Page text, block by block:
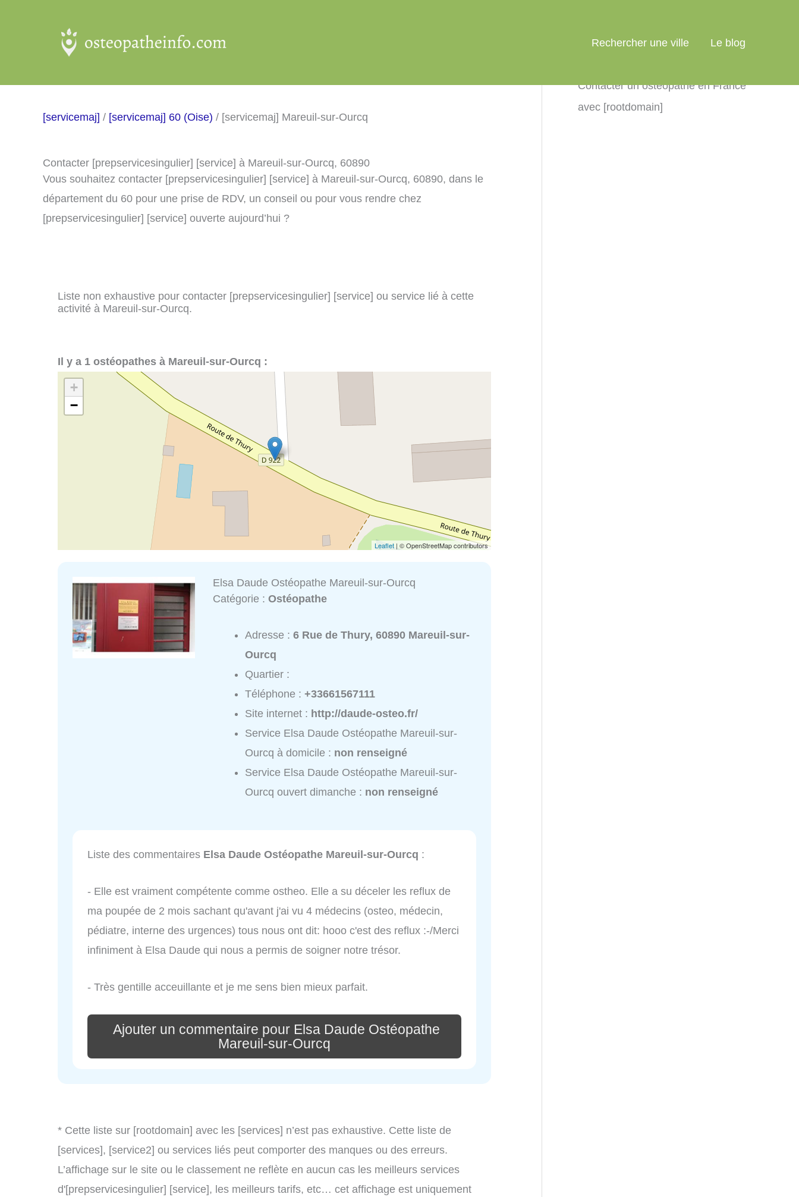
Rechercher une ville Le blog
[servicemaj] / [servicemaj] 60 (Oise) / [servicemaj] Mareuil-sur-Ourcq
Contacter [prepservicesingulier] [service] à Mareuil-sur-Ourcq, 60890
Vous souhaitez contacter [prepservicesingulier] [service] à Mareuil-sur-Ourcq, 60890, dans le
département du 60 pour une prise de RDV, un conseil ou pour vous rendre chez
[prepservicesingulier] [service] ouverte aujourd’hui ?
Liste non exhaustive pour contacter [prepservicesingulier] [service] ou service lié à cette
activité à Mareuil-sur-Ourcq.
Il y a 1 ostéopathes à Mareuil-sur-Ourcq :
+
−
Leaflet | © OpenStreetMap contributors
Elsa Daude Ostéopathe Mareuil-sur-Ourcq
Catégorie :Ostéopathe
Adresse :6 Rue de Thury, 60890 Mareuil-sur-
Ourcq
Quartier :
Téléphone :+33661567111
Site internet : http://daude-osteo.fr/
Service Elsa Daude Ostéopathe Mareuil-sur-
Ourcq à domicile : non renseigné
Service Elsa Daude Ostéopathe Mareuil-sur-
Ourcq ouvert dimanche : non renseigné
Liste des commentaires Elsa Daude Ostéopathe Mareuil-sur-Ourcq :
- Elle est vraiment compétente comme ostheo. Elle a su déceler les reflux de
ma poupée de 2 mois sachant qu'avant j'ai vu 4 médecins (osteo, médecin,
pédiatre, interne des urgences) tous nous ont dit: hooo c'est des reflux :-/Merci
infiniment à Elsa Daude qui nous a permis de soigner notre trésor.
- Très gentille acceuillante et je me sens bien mieux parfait.
Ajouter un commentaire pour Elsa Daude Ostéopathe
Mareuil-sur-Ourcq
* Cette liste sur [rootdomain] avec les [services] n’est pas exhaustive. Cette liste de
[services], [service2] ou services liés peut comporter des manques ou des erreurs.
L’affichage sur le site ou le classement ne reflète en aucun cas les meilleurs services
d'[prepservicesingulier] [service], les meilleurs tarifs, etc… cet affichage est uniquement
Contacter un ostéopathe en France
avec [rootdomain]